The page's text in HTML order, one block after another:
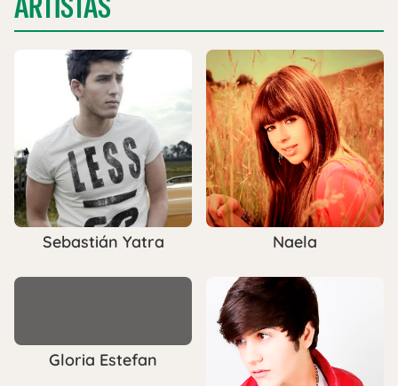
Sebastián Yatra Naela
Gloria Estefan